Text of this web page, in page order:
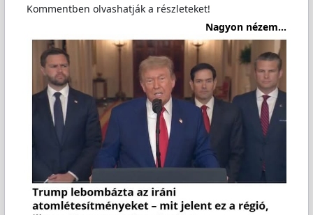
Kommentben olvashatják a részleteket!
Nagyon nézem...